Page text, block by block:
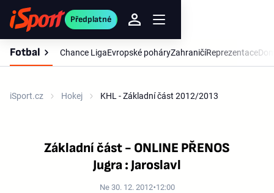
Předplatné
Fotbal Chance LigaEvropské poháryZahraničíReprezentace
iSport.cz Hokej KHL - Základní část 2012/2013
Základní část - ONLINE PŘENOS
Jugra : Jaroslavl
Ne 30. 12. 2012 12:00